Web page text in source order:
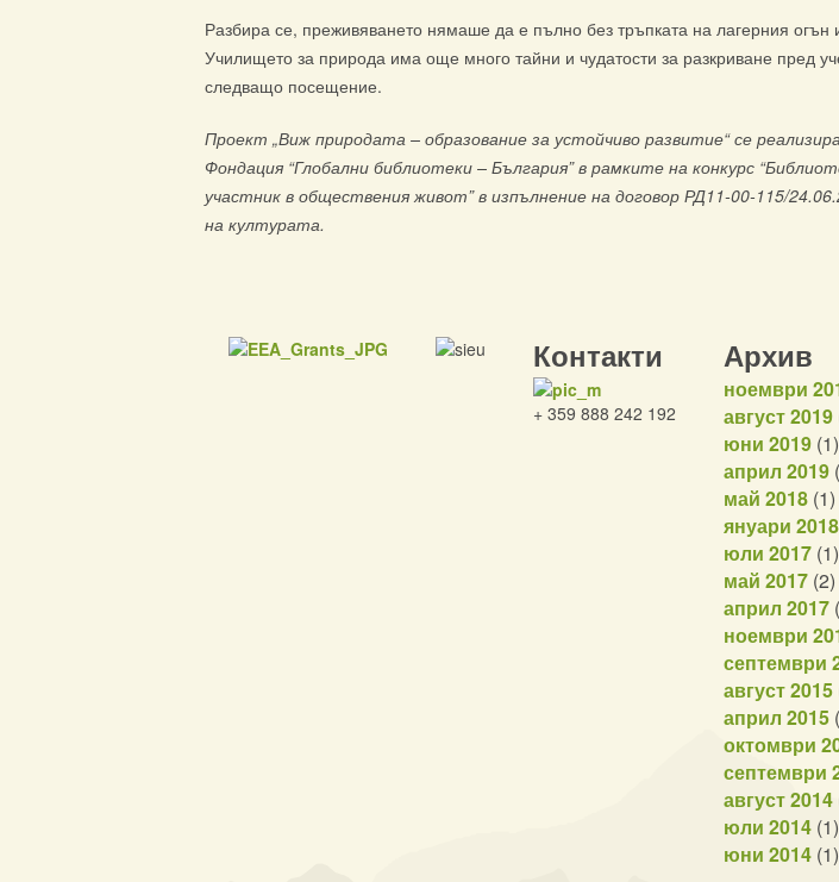
Разбира се, преживяването нямаше да е пълно без тръпката на лагерния огън
Училището за природа има още много тайни и чудатости за разкриване пред
следващо посещение.
Проект „Виж природата – образование за устойчиво развитие“ се
Фондация “Глобални библиотеки – България” в рамките на конкурс
участник в обществения живот” в изпълнение на договор РД11-00-115/
на културата.
Контакти
+ 359 888 242 192
Архив
ноември
август 2019
юни 2019 (1)
април 2019
май 2018 (1)
януари 2018
юли 2017 (1)
май 2017 (2)
април 2017
ноември
септември
август 2015
април 2015
октомври
септември
август 2014
юли 2014 (1)
юни 2014 (1)